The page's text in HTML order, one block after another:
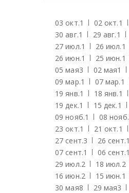
03 окт.1 02 окт.1
30 авг.1 29 авг.1
27 июл.1 26 июл.1
26 июн.1 25 июн.1
05 мая3 02 мая1
09 мар.1 07 мар.1
19 янв.1 18 янв.1
19 дек.1 15 дек.1
09 нояб.1 08 нояб.
23 окт.1 21 окт.1
27 сент.3 26 сент.1
07 сент.1 06 сент.1
29 июл.2 18 июл.2
16 июн.2 15 июн.1
30 мая8 29 мая3